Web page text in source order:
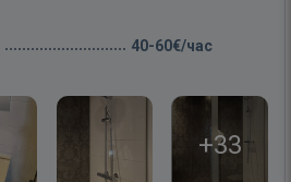
40-60€/час
+33